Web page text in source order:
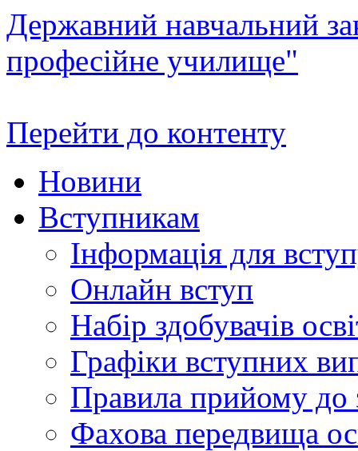
Державний навчальний
професійне училище"
Перейти до контенту
Новини
Вступникам
Інформація для
Онлайн вступ
Набір здобувачів
Графіки вступних
Правила прийому до
Фахова передвища